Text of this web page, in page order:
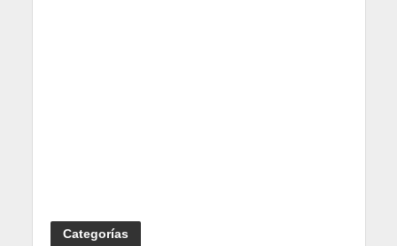
Categorías